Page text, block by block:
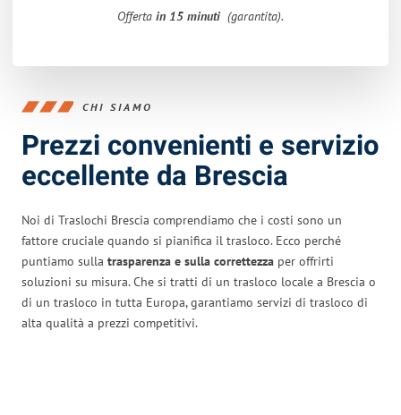
Offerta in 15 minuti (garantita).
CHI SIAMO
Prezzi convenienti e servizio
eccellente da Brescia
Noi di Traslochi Brescia comprendiamo che i costi sono un
fattore cruciale quando si pianifica il trasloco. Ecco perché
puntiamo sulla trasparenza e sulla correttezza per offrirti
soluzioni su misura. Che si tratti di un trasloco locale a Brescia o
di un trasloco in tutta Europa, garantiamo servizi di trasloco di
alta qualità a prezzi competitivi.